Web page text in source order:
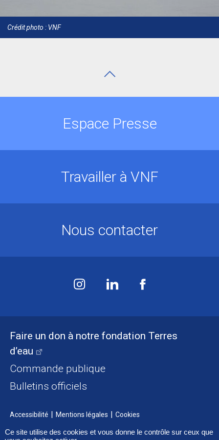
Crédit photo : VNF
Faire un don à notre fondation Terres
d’eau
Commande publique
Bulletins officiels
Accessibilité Mentions légales Cookies
Espace Presse
Travailler à VNF
Nous contacter
Ce site utilise des cookies et vous donne le contrôle sur ceux que